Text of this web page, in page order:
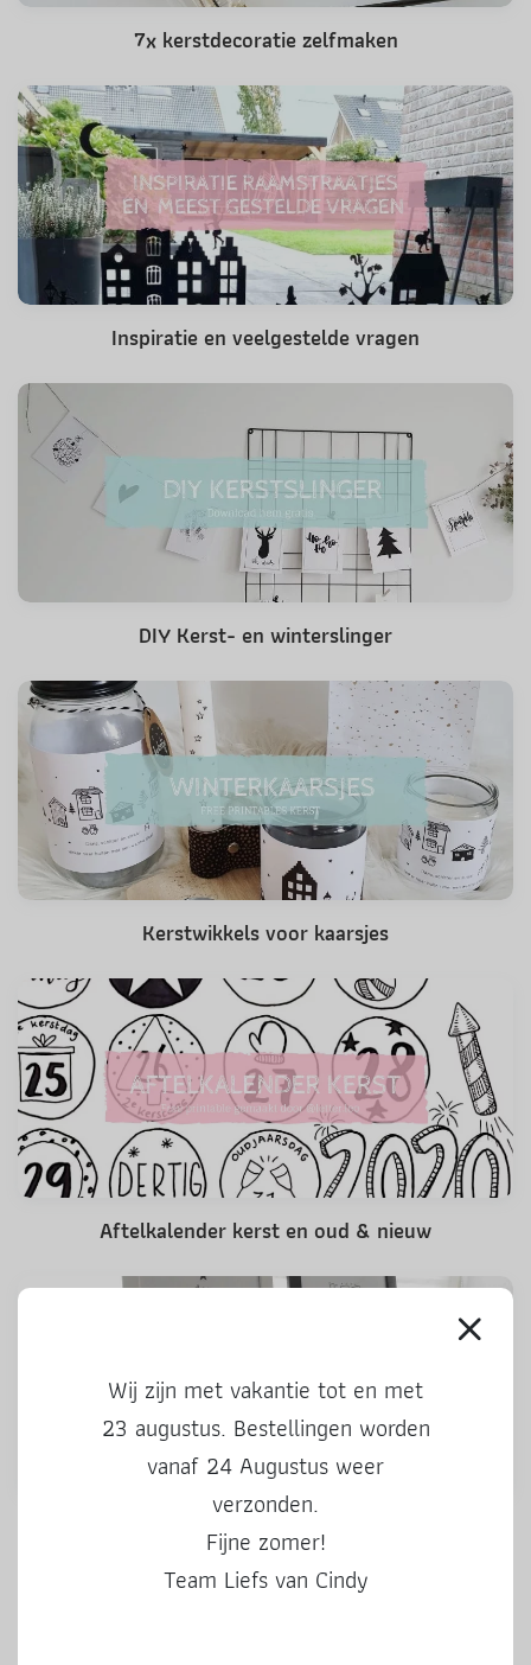
7x kerstdecoratie zelfmaken
Inspiratie en veelgestelde vragen
DIY Kerst- en winterslinger
Kerstwikkels voor kaarsjes
Aftelkalender kerst en oud & nieuw
Kerstprintables en leuke zelfmaker
Wij zijn met vakantie tot en met
23 augustus. Bestellingen worden
vanaf 24 Augustus weer
verzonden.
Fijne zomer!
Team Liefs van Cindy